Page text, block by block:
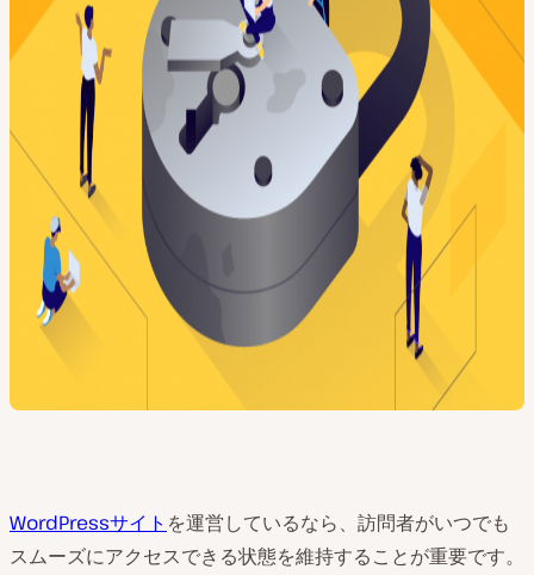
WordPressサイト を運営しているなら、訪問者がいつでも
スムーズにアクセスできる状態を維持することが重要です。